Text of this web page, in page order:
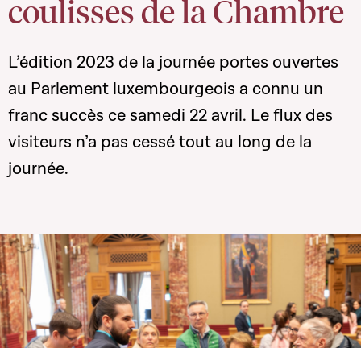
coulisses de la Chambre
L’édition 2023 de la journée portes ouvertes
au Parlement luxembourgeois a connu un
franc succès ce samedi 22 avril. Le flux des
visiteurs n’a pas cessé tout au long de la
journée.